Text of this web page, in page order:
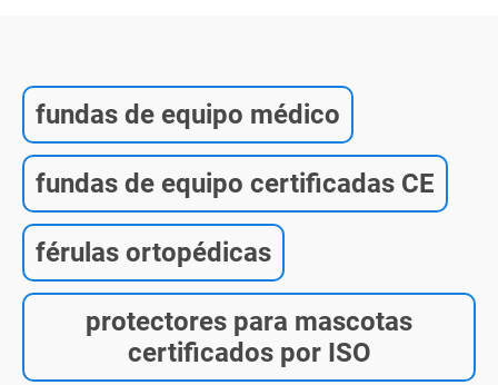
fundas de equipo médico
fundas de equipo certificadas CE
férulas ortopédicas
protectores para mascotas
certificados por ISO